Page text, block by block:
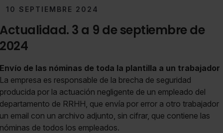
10 SEPTIEMBRE 2024
Actualidad. 3 a 9 de septiembre de
2024
Envío de las nóminas de toda la plantilla a un trabajador
La empresa es responsable de la brecha de seguridad
producida por la actuación negligente de un empleado del
departamento de RRHH, que envía por error a otro trabajador
un email con un archivo adjunto, sin cifrar, que contiene las
nóminas de todos los empleados.